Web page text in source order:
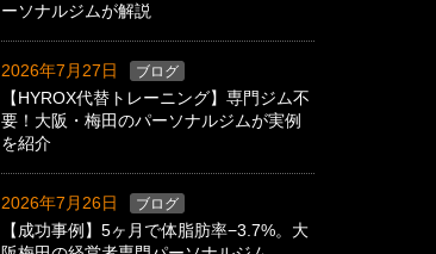
ーソナルジムが解説
2026年7月27日 ブログ
【HYROX代替トレーニング】専門ジム不
要！大阪・梅田のパーソナルジムが実例
を紹介
2026年7月26日 ブログ
【成功事例】5ヶ月で体脂肪率−3.7%。大